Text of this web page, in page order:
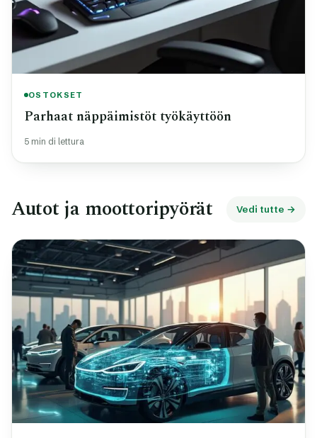
OSTOKSET
Parhaat näppäimistöt työkäyttöön
5 min di lettura
Autot ja moottoripyörät Vedi tutte →